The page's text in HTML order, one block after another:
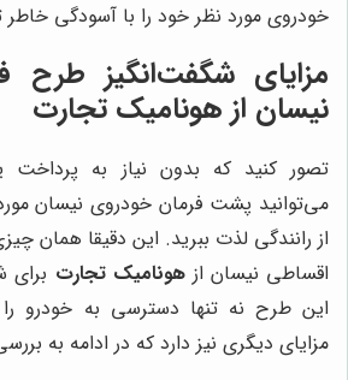
خودروی مورد نظر خود را با آسودگی خاطر
مزایای شگفت‌انگیز
نیسان از هونامیک تجارت
تصور کنید که بدون نیاز به پرداخت
می‌توانید پشت فرمان خودروی نیسان
از رانندگی لذت ببرید. این دقیقا
اقساطی نیسان ازهونامیک تجارت برای
این طرح نه تنها دسترسی به خودرو را
مزایای دیگری نیز دارد که در ادامه به